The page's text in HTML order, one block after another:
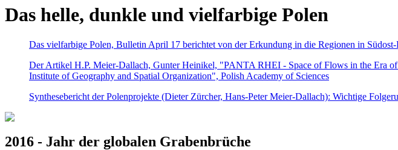
Das helle, dunkle und vielfarbige Polen
Das vielfarbige Polen, Bulletin April 17 berichtet von der Erkundung in die Regionen in Südost-
Der Artikel H.P. Meier-Dallach, Gunter Heinikel, "PANTA RHEI - Space of Flows in the Era
Institute of Geography and Spatial Organization", Polish Academy of Sciences
Synthesebericht der Polenprojekte (Dieter Zürcher, Hans-Peter Meier-Dallach): Wichtige
2016 - Jahr der globalen Grabenbrüche